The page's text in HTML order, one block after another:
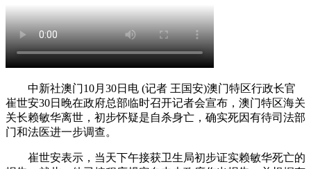
中新社澳门10月30日电 (记者 王国安)澳门特区行政长官
崔世安30日晚在政府总部临时召开记者会宣布，澳门特区海关
关长赖敏华离世，初步怀疑是自杀身亡，确实死因有待司法部
门和法医进一步调查。
崔世安表示，当天下午接获卫生局初步证实赖敏华死亡的